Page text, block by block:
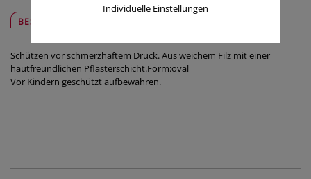
BESCHREIBUNG
Schützen vor schmerzhaftem Druck. Aus weichem Filz mit einer
hautfreundlichen Pflasterschicht.Form:oval
Vor Kindern geschützt aufbewahren.
Individuelle Einstellungen